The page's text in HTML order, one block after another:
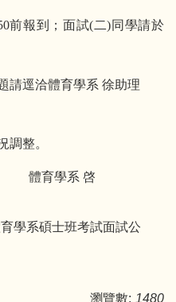
前報到；面試(二)同學請於
請逕洽體育學系 徐助理
調整。
體育學系 啓
學系碩士班考試面試公
瀏覽數: 1480